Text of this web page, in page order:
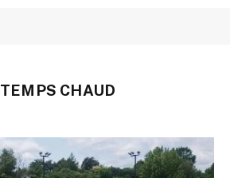
TEMPS CHAUD